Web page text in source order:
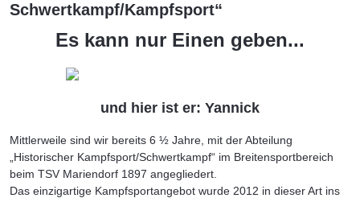
Schwertkampf/Kampfsport“
Es kann nur Einen geben...
und hier ist er: Yannick
Mittlerweile sind wir bereits 6 ½ Jahre, mit der Abteilung
„Historischer Kampfsport/Schwertkampf“ im Breitensportbereich
beim TSV Mariendorf 1897 angegliedert.
Das einzigartige Kampfsportangebot wurde 2012 in dieser Art ins